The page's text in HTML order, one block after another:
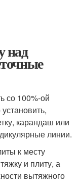
над
со 100%-ой
карандаш или
линии.
к месту
и плиту, а
вытяжного